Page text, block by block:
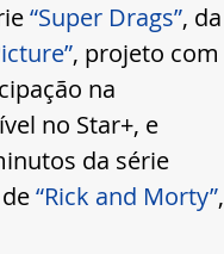
“Super Drags”, da
, projeto com
na
no Star+, e
da série
“Rick and Morty”,